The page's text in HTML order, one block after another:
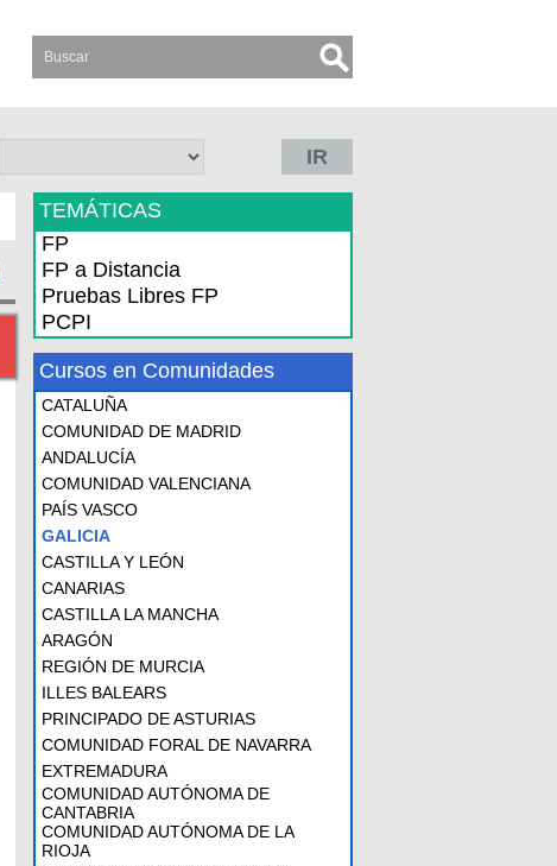
IR
TEMÁTICAS
FP
FP a Distancia
Pruebas Libres FP
PCPI
Cursos en Comunidades
CATALUÑA
COMUNIDAD DE MADRID
ANDALUCÍA
COMUNIDAD VALENCIANA
PAÍS VASCO
GALICIA
CASTILLA Y LEÓN
CANARIAS
CASTILLA LA MANCHA
ARAGÓN
REGIÓN DE MURCIA
ILLES BALEARS
PRINCIPADO DE ASTURIAS
COMUNIDAD FORAL DE NAVARRA
EXTREMADURA
COMUNIDAD AUTÓNOMA DE
CANTABRIA
COMUNIDAD AUTÓNOMA DE LA
RIOJA